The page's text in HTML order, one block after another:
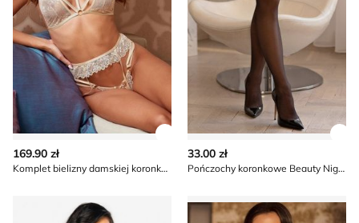
169.90 zł
Komplet bielizny damskiej koronkowy Beauty Night
33.00 zł
Pończochy koronkowe Beauty Night
Szlafrok damski elegancki z koronką Beauty Night
Komplet bielizny damskiej